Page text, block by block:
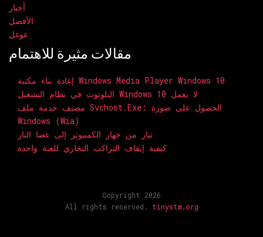
أخبار
الأفضل
غوغل
مقالات مثيرة للاهتمام
إعادة بناء مكتبة Windows Media Player Windows 10
البلوتوث في نظام التشغيل Windows 10 لا يعمل
مضيف خدمة ملف Svchost.exe: الحصول على صورة
Windows (Wia)
تيار من جهاز الكمبيوتر إلى عصا النار
كيفية إيقاف التراكب البخاري للعبة واحدة
Copyright 2026
All rights reserved. tinystm.org